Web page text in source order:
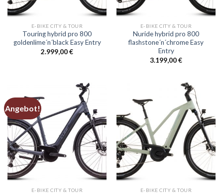
E-BIKE CITY & TOUR
Touring hybrid pro 800
goldenlime´n´black Easy Entry
2.999,00€
E-BIKE CITY & TOUR
Nuride hybrid pro 800
flashstone´n´chrome Easy
Entry
3.199,00€
Angebot!
E-BIKE CITY & TOUR E-BIKE CITY & TOUR